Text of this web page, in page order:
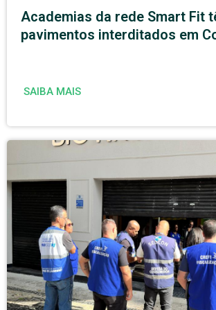
Academias da rede Smart Fit
pavimentos interditados em
SAIBA MAIS